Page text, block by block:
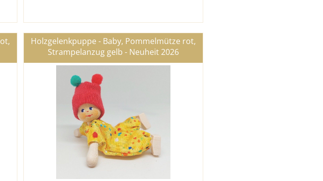
Holzgelenkpuppe - Baby, Pommelmütze rot,
Strampelanzug gelb - Neuheit 2026